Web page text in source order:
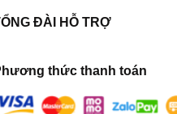
ĐÀI HỖ TRỢ
thức thanh toán